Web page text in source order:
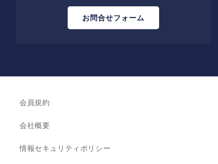
お問合せフォーム
会員規約
会社概要
情報セキュリティポリシー